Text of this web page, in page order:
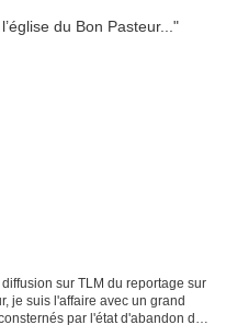
sur TLM du reportage sur
je suis l'affaire avec un grand
par l'état d'abandon de